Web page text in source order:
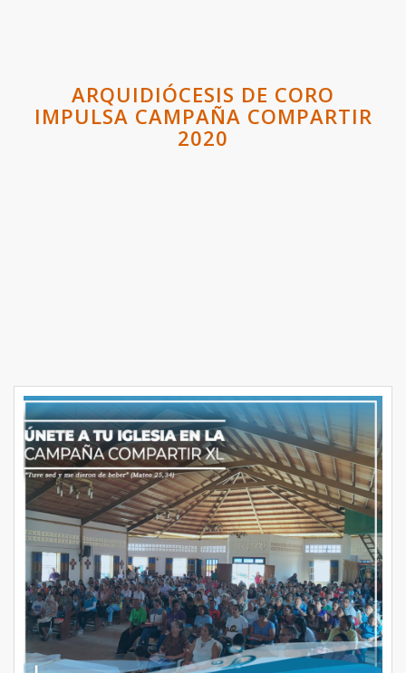
ARQUIDIÓCESIS DE CORO
IMPULSA CAMPAÑA COMPARTIR
2020